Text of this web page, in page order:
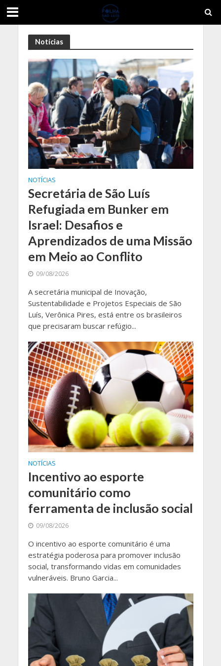
Notícias
NOTÍCIAS
Secretária de São Luís
Refugiada em Bunker em
Israel: Desafios e
Aprendizados de uma Missão
em Meio ao Conflito
09/08/2026
A secretária municipal de Inovação,
Sustentabilidade e Projetos Especiais de São
Luís, Verônica Pires, está entre os brasileiros
que precisaram buscar refúgio...
NOTÍCIAS
Incentivo ao esporte
comunitário como
ferramenta de inclusão social
09/08/2026
O incentivo ao esporte comunitário é uma
estratégia poderosa para promover inclusão
social, transformando vidas em comunidades
vulneráveis. Bruno Garcia...